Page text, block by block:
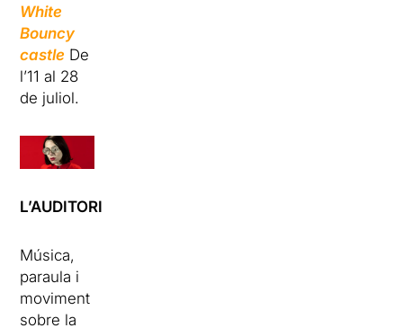
White
Bouncy
castle De
l’11 al 28
de juliol.
L’AUDITORI
Música,
paraula i
moviment
sobre la